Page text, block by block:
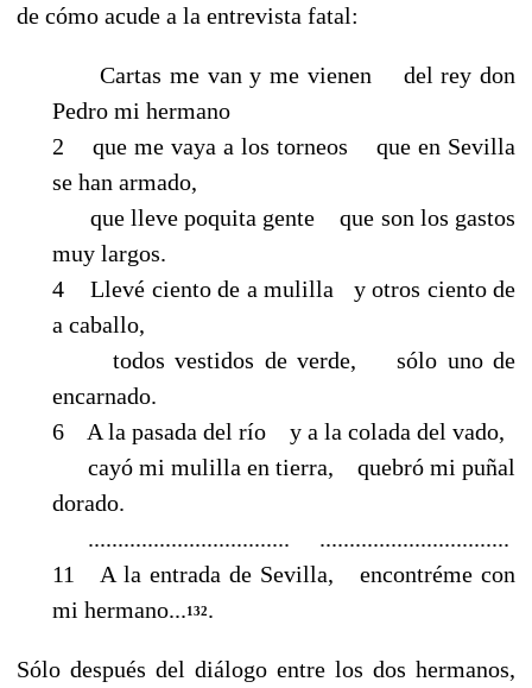
de cómo acude a la entrevista fatal:
Cartas me van y me vienen del rey don
Pedro mi hermano
2 que me vaya a los torneos que en Sevilla
se han armado,
que lleve poquita gente que son los gastos
muy largos.
4 Llevé ciento de a mulilla y otros ciento de
a caballo,
todos vestidos de verde, sólo uno de
encarnado.
6 A la pasada del río y a la colada del vado,
cayó mi mulilla en tierra, quebró mi puñal
dorado.
.................................. ................................
11 A la entrada de Sevilla, encontréme con
mi hermano...132.
Sólo después del diálogo entre los dos hermanos,